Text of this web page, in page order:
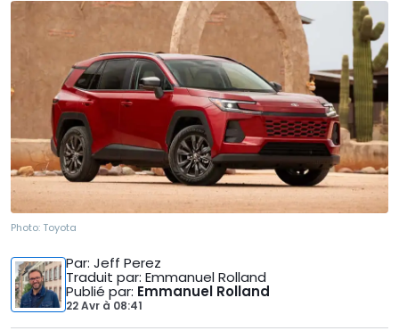
Photo: Toyota
Par: Jeff Perez
Traduit par: Emmanuel Rolland
Publié par: Emmanuel Rolland
22 Avr à 08:41